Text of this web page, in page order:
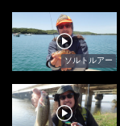
ソルトルアー